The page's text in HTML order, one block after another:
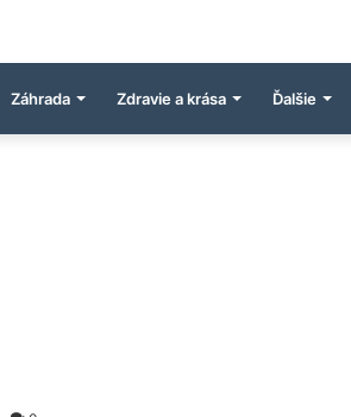
Záhrada Zdravie a krása Ďalšie